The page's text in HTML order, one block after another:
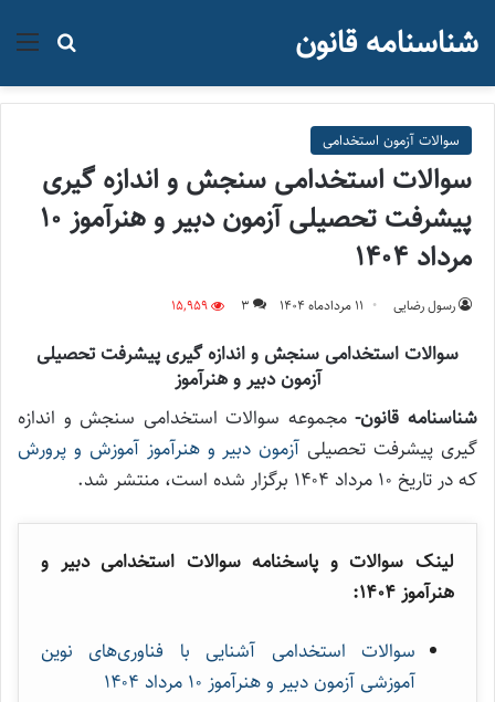
جستجو شناسنامه قانون
سوالات آزمون استخدامی
سوالات استخدامی سنجش و اندازه گیری
پیشرفت تحصیلی آزمون دبیر و هنرآموز ۱۰
مرداد ۱۴۰۴
رسول رضایی ۱۱ مرداد‌ماه ۱۴۰۴ 3
15,959
سوالات استخدامی سنجش و اندازه گیری پیشرفت تحصیلی
آزمون دبیر و هنرآموز
شناسنامه قانون-مجموعه سوالات استخدامی سنجش و اندازه
گیری پیشرفت تحصیلی آزمون دبیر و هنرآموز آموزش و پرورش
که در تاریخ ۱۰ مرداد ۱۴۰۴ برگزار شده است، منتشر شد.
لینک سوالات و پاسخنامه سوالات استخدامی دبیر و
هنرآموز 1404:
سوالات استخدامی آشنایی با فناوری‌های نوین
آموزشی آزمون دبیر و هنرآموز ۱۰ مرداد ۱۴۰۴